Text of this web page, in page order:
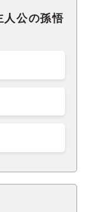
人公の孫悟